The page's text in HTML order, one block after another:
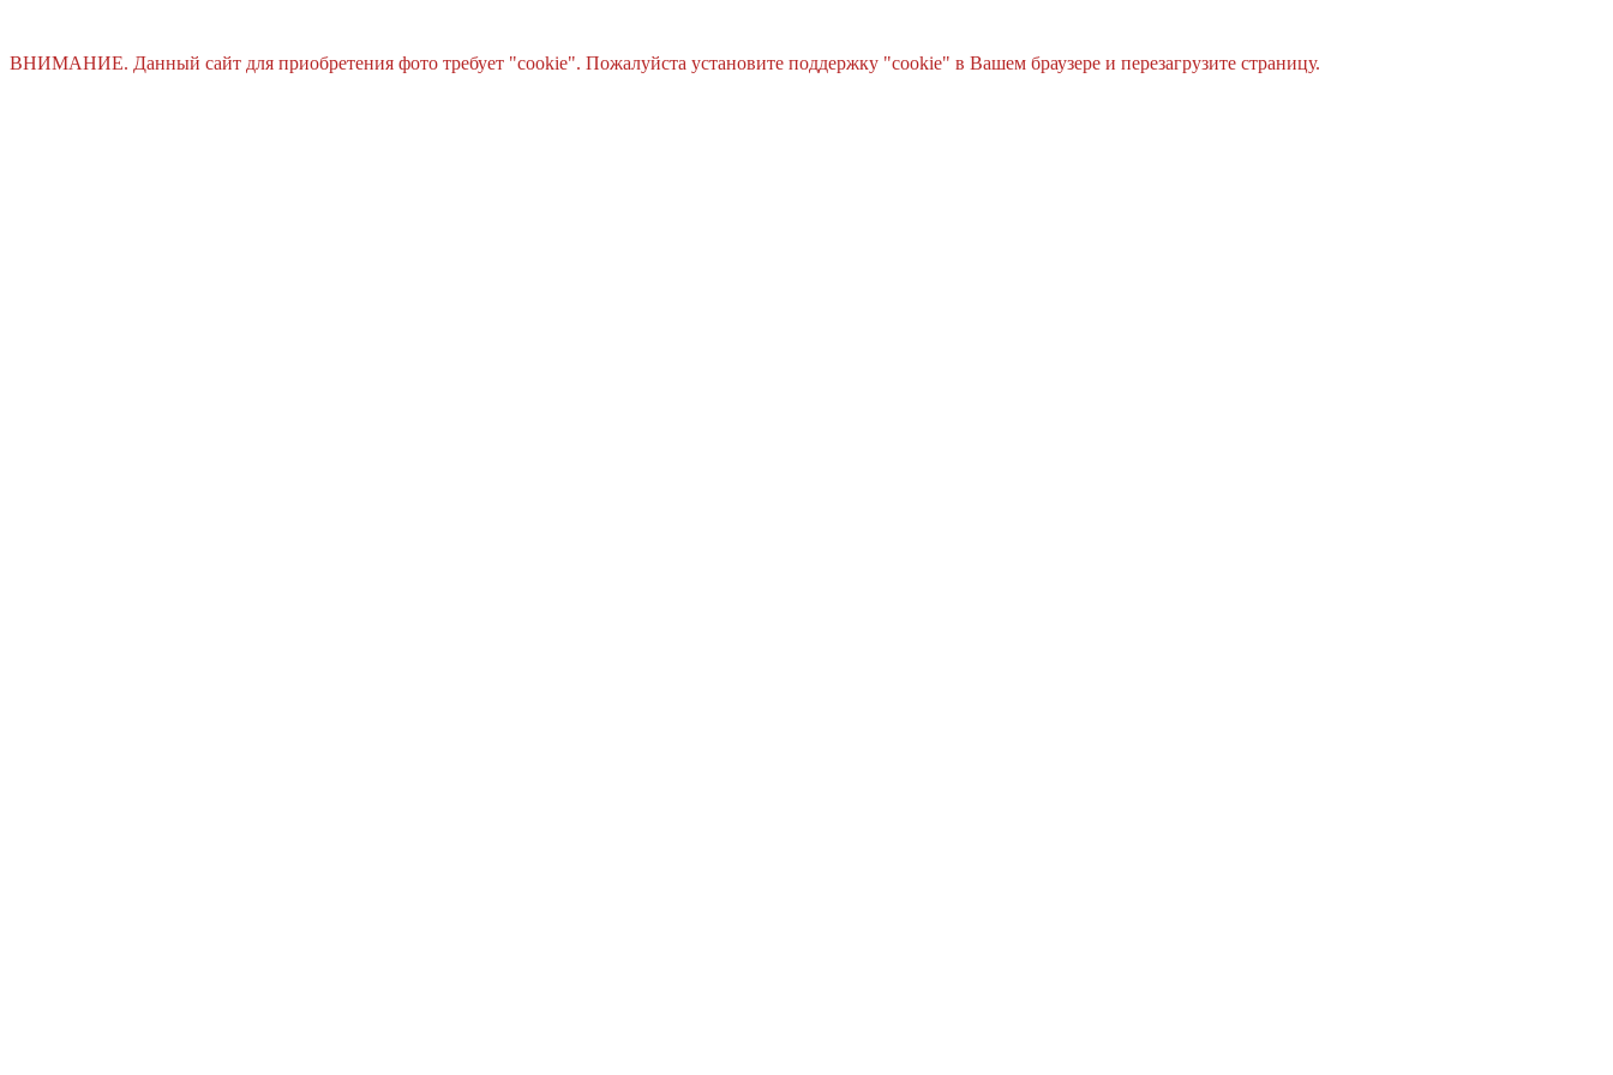
ВНИМАНИЕ. Данный сайт для приобретения фото требует "cookie". Пожалуйста установите поддержку "cookie" в Вашем браузере и перезагрузите страницу.